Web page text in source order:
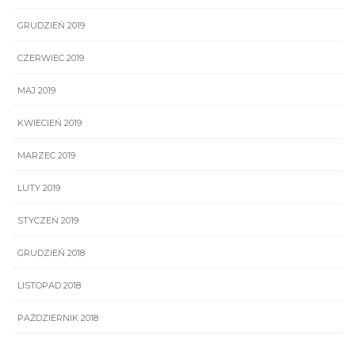
GRUDZIEŃ 2019
CZERWIEC 2019
MAJ 2019
KWIECIEŃ 2019
MARZEC 2019
LUTY 2019
STYCZEŃ 2019
GRUDZIEŃ 2018
LISTOPAD 2018
PAŹDZIERNIK 2018